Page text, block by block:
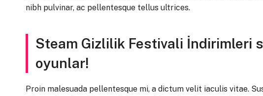
nibh pulvinar, ac pellentesque tellus ultrices.
Steam Gizlilik Festivali İndirimleri
oyunlar!
Proin malesuada pellentesque mi, a dictum velit iaculis vitae.